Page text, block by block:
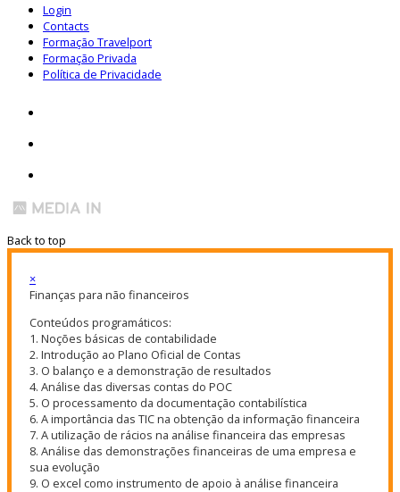
Login
Contacts
Formação Travelport
Formação Privada
Política de Privacidade
Back to top
×
Finanças para não financeiros
Conteúdos programáticos:
1. Noções básicas de contabilidade
2. Introdução ao Plano Oficial de Contas
3. O balanço e a demonstração de resultados
4. Análise das diversas contas do POC
5. O processamento da documentação contabilística
6. A importância das TIC na obtenção da informação financeira
7. A utilização de rácios na análise financeira das empresas
8. Análise das demonstrações financeiras de uma empresa e
sua evolução
9. O excel como instrumento de apoio à análise financeira